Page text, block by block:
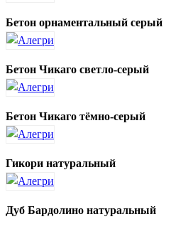
Бетон орнаментальный серый
Бетон Чикаго светло-серый
Бетон Чикаго тёмно-серый
Гикори натуральный
Дуб Бардолино натуральный